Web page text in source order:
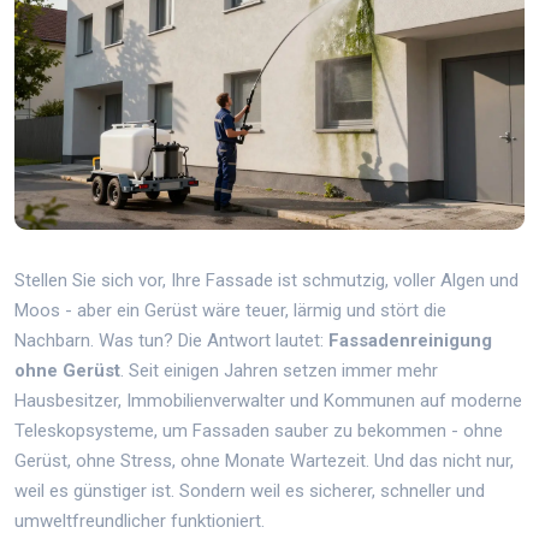
Stellen Sie sich vor, Ihre Fassade ist schmutzig, voller Algen und
Moos - aber ein Gerüst wäre teuer, lärmig und stört die
Nachbarn. Was tun? Die Antwort lautet: Fassadenreinigung
ohne Gerüst . Seit einigen Jahren setzen immer mehr
Hausbesitzer, Immobilienverwalter und Kommunen auf moderne
Teleskopsysteme, um Fassaden sauber zu bekommen - ohne
Gerüst, ohne Stress, ohne Monate Wartezeit. Und das nicht nur,
weil es günstiger ist. Sondern weil es sicherer, schneller und
umweltfreundlicher funktioniert.